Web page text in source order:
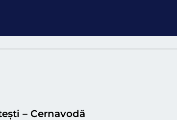
– Cernavodă